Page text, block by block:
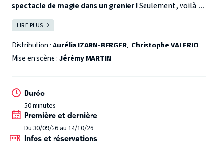
spectacle de magie dans un grenier !Seulement, voilà :
comme à leur habitude, nos deux compères se chamaillent
et se jouent des tours - tous les tours ! - pour savoir qui
sera le meilleur magicien.Rapidement, les enfants
prendront part à la fête et devront faire marcher leur
aux cheveux et au nez rouge, imaginés par Catherine
Degay. Ce sont des personnages gais, naïfs et malins à la
fois, gourmands, râleurs, curieux, tendres et inventifs
quand il s'agit de faire des sottises qui, heureusement,
LIRE PLUS
Distribution :Aurélia IZARN-BERGER, Christophe VALERIO
Mise en scène :Jérémy MARTIN
Durée
50 minutes
Première et dernière
Du 30/09/26 au 14/10/26
Infos et réservations